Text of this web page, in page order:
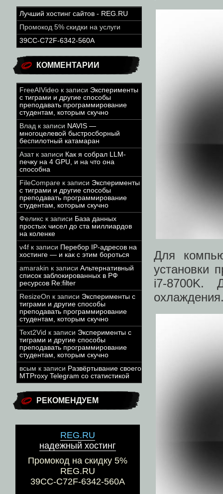
Лучший хостинг сайтов - REG.RU
Промокод 5% скидки на услуги
39CC-C72F-6342-560A
КОММЕНТАРИИ
FreeAIVideo к записи Эксперименты
с тиграми и другие способы
преподавать программирование
студентам, которым скучно
Влад к записи NAVIS —
многоцелевой быстросборный
беспилотный катамаран
Азатк записи Как я собрал LLM-
печку на 4 GPU, и на что она
способна
FileCompare к записи Эксперименты
с тиграми и другие способы
преподавать программирование
студентам, которым скучно
Феликс к записи База данных
простых чисел до ста миллиардов
на коленке
v4f к записи Перебор IP-адресов на
хостинге — и как с этим бороться
amarakin к записи Альтернативный
список заблокированных в РФ
ресурсов Re:filter
ResizeOn к записи Эксперименты с
тиграми и другие способы
преподавать программирование
студентам, которым скучно
Text2Vid к записи Эксперименты с
тиграми и другие способы
преподавать программирование
студентам, которым скучно
всым к записи Развёртывание своего
MTProxy Telegram со статистикой
РЕКОМЕНДУЕМ
REG.RU
надежный хостинг
Промокод на скидку 5%
REG.RU
39CC-C72F-6342-560A
Для
установки
i7-8700K.